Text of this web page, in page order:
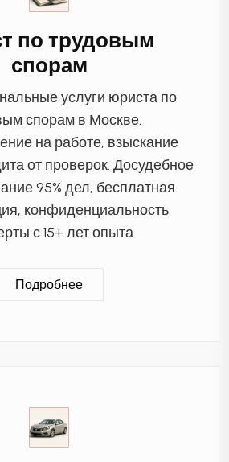
по трудовым
спорам
услуги юриста по
спорам в Москве.
на работе, взыскание
от проверок. Досудебное
95% дел, бесплатная
конфиденциальность.
с 15+ лет опыта
Подробнее